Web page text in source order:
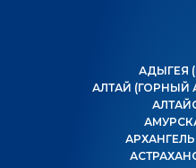
АДЫГЕЯ
АЛТАЙ (ГОРНЫЙ